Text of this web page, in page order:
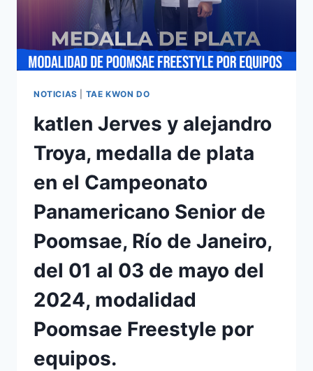
NOTICIAS TAE KWON DO
katlen Jerves y alejandro
Troya, medalla de plata
en el Campeonato
Panamericano Senior de
Poomsae, Río de Janeiro,
del 01 al 03 de mayo del
2024, modalidad
Poomsae Freestyle por
equipos.